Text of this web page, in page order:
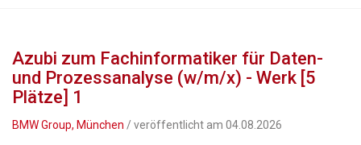
Azubi zum Fachinformatiker für Daten-
und Prozessanalyse (w/m/x) - Werk [5
Plätze] 1
BMW Group, München / veröffentlicht am 04.08.2026